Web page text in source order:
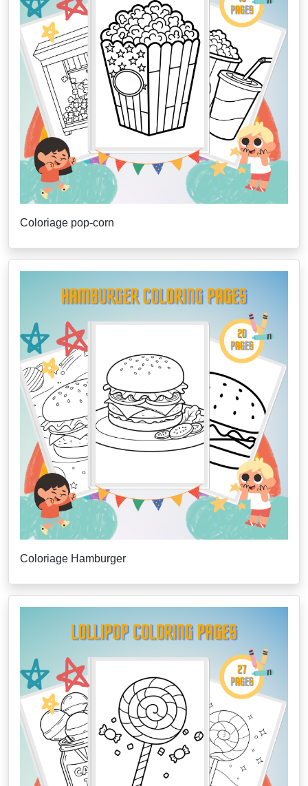
Coloriage pop-corn
Coloriage Hamburger